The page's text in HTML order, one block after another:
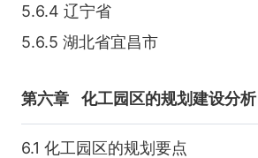
5.6.4 辽宁省
5.6.5 湖北省宜昌市
第六章 化工园区的规划建设分析
6.1 化工园区的规划要点